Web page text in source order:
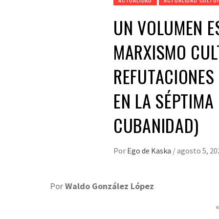
UN VOLUMEN
MARXISMO
EN LA
CUBANIDAD)
Por Ego de Kaska /agosto 5,
PorWaldo González López